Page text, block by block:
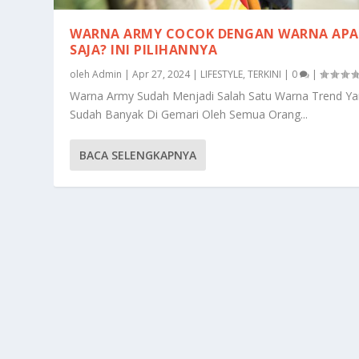
WARNA ARMY COCOK DENGAN WARNA APA
SAJA? INI PILIHANNYA
olehAdmin |Apr 27, 2024| LIFESTYLE,TERKINI | 0 |
Warna Army Sudah Menjadi Salah Satu Warna Trend
Sudah Banyak Di Gemari Oleh Semua Orang...
BACA SELENGKAPNYA